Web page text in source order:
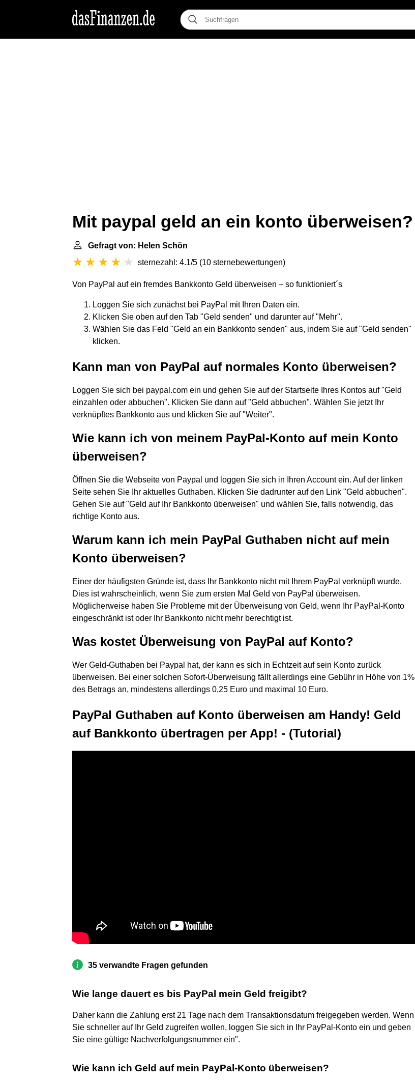
Mit paypal geld an ein konto überweisen?
Gefragt von: Helen Schön
sternezahl: 4.1/5 (10 sternebewertungen)
Von PayPal auf ein fremdes Bankkonto Geld überweisen – so funktioniert´s
Loggen Sie sich zunächst bei PayPal mit Ihren Daten ein.
Klicken Sie oben auf den Tab "Geld senden" und darunter auf "Mehr".
Wählen Sie das Feld "Geld an ein Bankkonto senden" aus, indem Sie auf "Geld senden"
klicken.
Kann man von PayPal auf normales Konto überweisen?
Loggen Sie sich bei paypal.com ein und gehen Sie auf der Startseite Ihres Kontos auf "Geld
einzahlen oder abbuchen". Klicken Sie dann auf "Geld abbuchen". Wählen Sie jetzt Ihr
verknüpftes Bankkonto aus und klicken Sie auf "Weiter".
Wie kann ich von meinem PayPal-Konto auf mein Konto
überweisen?
Öffnen Sie die Webseite von Paypal und loggen Sie sich in Ihren Account ein. Auf der linken
Seite sehen Sie Ihr aktuelles Guthaben. Klicken Sie dadrunter auf den Link "Geld abbuchen".
Gehen Sie auf "Geld auf Ihr Bankkonto überweisen" und wählen Sie, falls notwendig, das
richtige Konto aus.
Warum kann ich mein PayPal Guthaben nicht auf mein
Konto überweisen?
Einer der häufigsten Gründe ist, dass Ihr Bankkonto nicht mit Ihrem PayPal verknüpft wurde.
Dies ist wahrscheinlich, wenn Sie zum ersten Mal Geld von PayPal überweisen.
Möglicherweise haben Sie Probleme mit der Überweisung von Geld, wenn Ihr PayPal-Konto
eingeschränkt ist oder Ihr Bankkonto nicht mehr berechtigt ist.
Was kostet Überweisung von PayPal auf Konto?
Wer Geld-Guthaben bei Paypal hat, der kann es sich in Echtzeit auf sein Konto zurück
überweisen. Bei einer solchen Sofort-Überweisung fällt allerdings eine Gebühr in Höhe von 1%
des Betrags an, mindestens allerdings 0,25 Euro und maximal 10 Euro.
PayPal Guthaben auf Konto überweisen am Handy! Geld
auf Bankkonto übertragen per App! - (Tutorial)
35 verwandte Fragen gefunden
Wie lange dauert es bis PayPal mein Geld freigibt?
Daher kann die Zahlung erst 21 Tage nach dem Transaktionsdatum freigegeben werden. Wenn
Sie schneller auf Ihr Geld zugreifen wollen, loggen Sie sich in Ihr PayPal-Konto ein und geben
Sie eine gültige Nachverfolgungsnummer ein".
Wie kann ich Geld auf mein PayPal-Konto überweisen?